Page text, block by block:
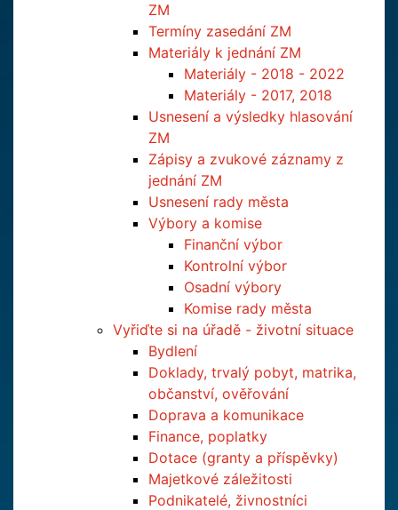
ZM
Termíny zasedání ZM
Materiály k jednání ZM
Materiály - 2018 - 2022
Materiály - 2017, 2018
Usnesení a výsledky hlasování
ZM
Zápisy a zvukové záznamy z
jednání ZM
Usnesení rady města
Výbory a komise
Finanční výbor
Kontrolní výbor
Osadní výbory
Komise rady města
Vyřiďte si na úřadě - životní situace
Bydlení
Doklady, trvalý pobyt, matrika,
občanství, ověřování
Doprava a komunikace
Finance, poplatky
Dotace (granty a příspěvky)
Majetkové záležitosti
Podnikatelé, živnostníci